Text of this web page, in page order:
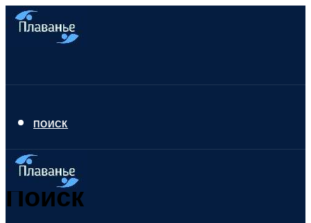
ПОИСК
Поиск